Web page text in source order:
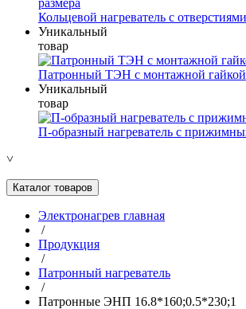
Кольцевой нагреватель с
Уникальный
товар
Патронный ТЭН с монтажной гайкой
Уникальный
товар
П-образный нагреватель с
˅
Каталог товаров
Электронагрев главная
/
Продукция
/
Патронный нагреватель
/
Патронные ЭНП 16.8*160;0.5*230;1